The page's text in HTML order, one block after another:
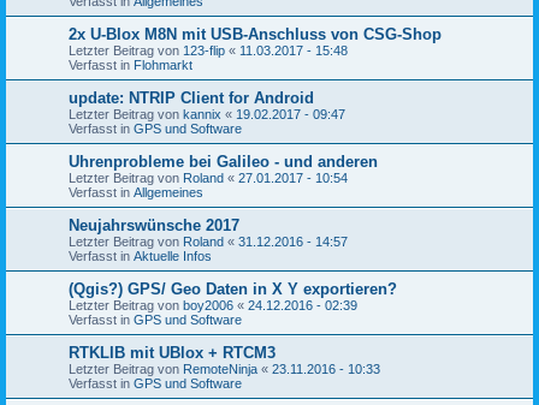
2x U-Blox M8N mit USB-Anschluss von CSG-Shop
Letzter Beitrag von 123-flip « 11.03.2017 - 15:48
Verfasst in Flohmarkt
update: NTRIP Client for Android
Letzter Beitrag von kannix « 19.02.2017 - 09:47
Verfasst in GPS und Software
Uhrenprobleme bei Galileo - und anderen
Letzter Beitrag von Roland « 27.01.2017 - 10:54
Verfasst in Allgemeines
Neujahrswünsche 2017
Letzter Beitrag von Roland « 31.12.2016 - 14:57
Verfasst in Aktuelle Infos
(Qgis?) GPS/ Geo Daten in X Y exportieren?
Letzter Beitrag von boy2006 « 24.12.2016 - 02:39
Verfasst in GPS und Software
RTKLIB mit UBlox + RTCM3
Letzter Beitrag von RemoteNinja « 23.11.2016 - 10:33
Verfasst in GPS und Software